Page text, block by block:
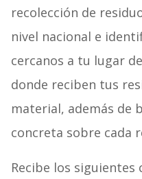
recolección de
nivel nacional e
cercanos a tu lugar
donde reciben tus
material, además de
concreta sobre cada
Recibe los siguientes